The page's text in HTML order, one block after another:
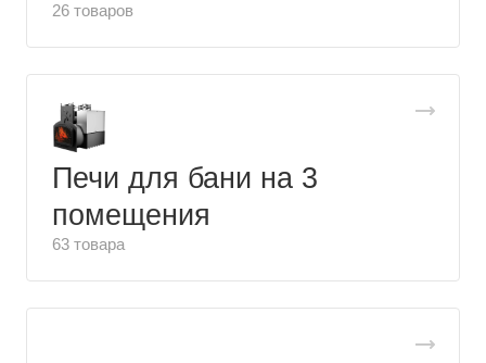
26 товаров
Печи для бани на 3
помещения
63 товара